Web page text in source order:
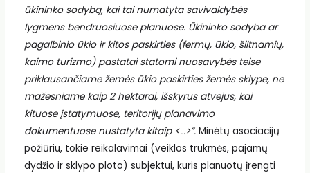
ūkininko sodybą, kai tai numatyta savivaldybės
lygmens bendruosiuose planuose. Ūkininko sodyba ar
pagalbinio ūkio ir kitos paskirties (fermų, ūkio, šiltnamių,
kaimo turizmo) pastatai statomi nuosavybės teise
priklausančiame žemės ūkio paskirties žemės sklype, ne
mažesniame kaip 2 hektarai, išskyrus atvejus, kai
kituose įstatymuose, teritorijų planavimo
dokumentuose nustatyta kitaip <…>”.Minėtų asociacijų
požiūriu, tokie reikalavimai (veiklos trukmės, pajamų
dydžio ir sklypo ploto) subjektui, kuris planuotų įrengti